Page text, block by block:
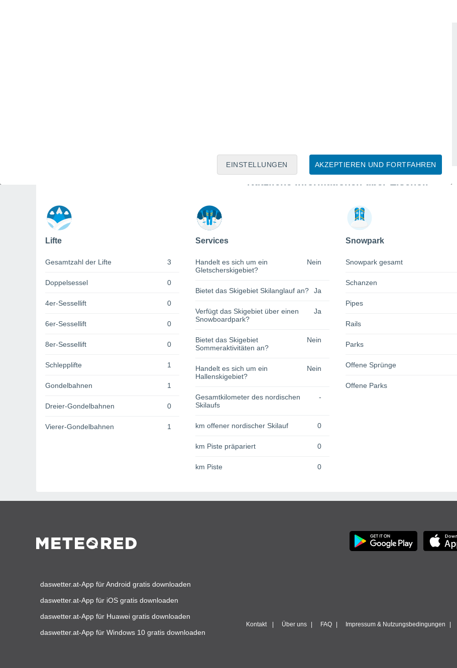
AKZEPTIEREN UND FORTFAHREN
EINSTELLUNGEN
Lifte
Gesamtzahl der Lifte 3
Doppelsessel 0
4er-Sessellift 0
6er-Sessellift 0
8er-Sessellift 0
Schlepplifte 1
Gondelbahnen 1
Dreier-Gondelbahnen 0
Vierer-Gondelbahnen 1
Services
Handelt es sich um ein
Gletscherskigebiet?
Nein
Bietet das Skigebiet Skilanglauf an? Ja
Verfügt das Skigebiet über einen
Snowboardpark?
Ja
Bietet das Skigebiet
Sommeraktivitäten an?
Nein
Handelt es sich um ein
Hallenskigebiet?
Nein
Gesamtkilometer des nordischen
Skilaufs
-
km offener nordischer Skilauf 0
km Piste präpariert 0
km Piste 0
Snowpark
Snowpark gesamt
Schanzen
Pipes
Rails
Parks
Offene Sprünge
Offene Parks
daswetter.at-App für Android gratis downloaden
daswetter.at-App für iOS gratis downloaden
daswetter.at-App für Huawei gratis downloaden
daswetter.at-App für Windows 10 gratis downloaden
Kontakt Über uns FAQ Impressum & Nutzungsbedingungen